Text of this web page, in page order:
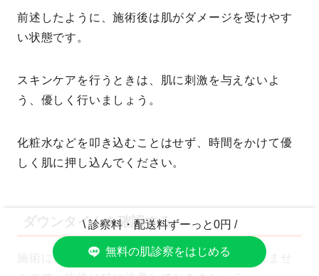
前述したように、施術後は肌がダメージを受けやす
い状態です。
スキンケアを行うときは、肌に刺激を与えないよ
う、優しく行いましょう。
化粧水などを叩き込むことはせず、時間をかけて優
しく肌に押し込んでください。
ダウンタイムを確認する
施術によっては、ダウンタイムがあるかもしれませ
\ 診察料・配送料ずーっと0円 /
無料の肌診察をはじめる